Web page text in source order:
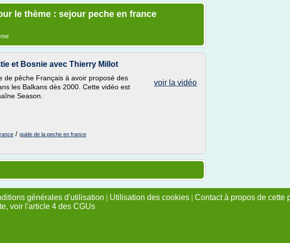
le thème : sejour peche en france
et Bosnie avec Thierry Millot
voir la vidéo
de pêche Français à avoir proposé des
les Balkans dès 2000. Cette vidéo est
Season.
/ guide de la peche en france
générales d'utilisation | Utilisation des cookies | Contact à propos de cette
voir l'article 4 des CGUs